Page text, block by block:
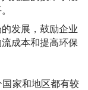
发展，鼓励企业
成本和提高环保
家和地区都有较